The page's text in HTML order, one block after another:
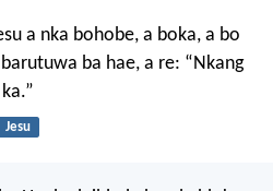
a nka bohobe, a boka, a bo
ba hae, a re: “Nkang
Jesu